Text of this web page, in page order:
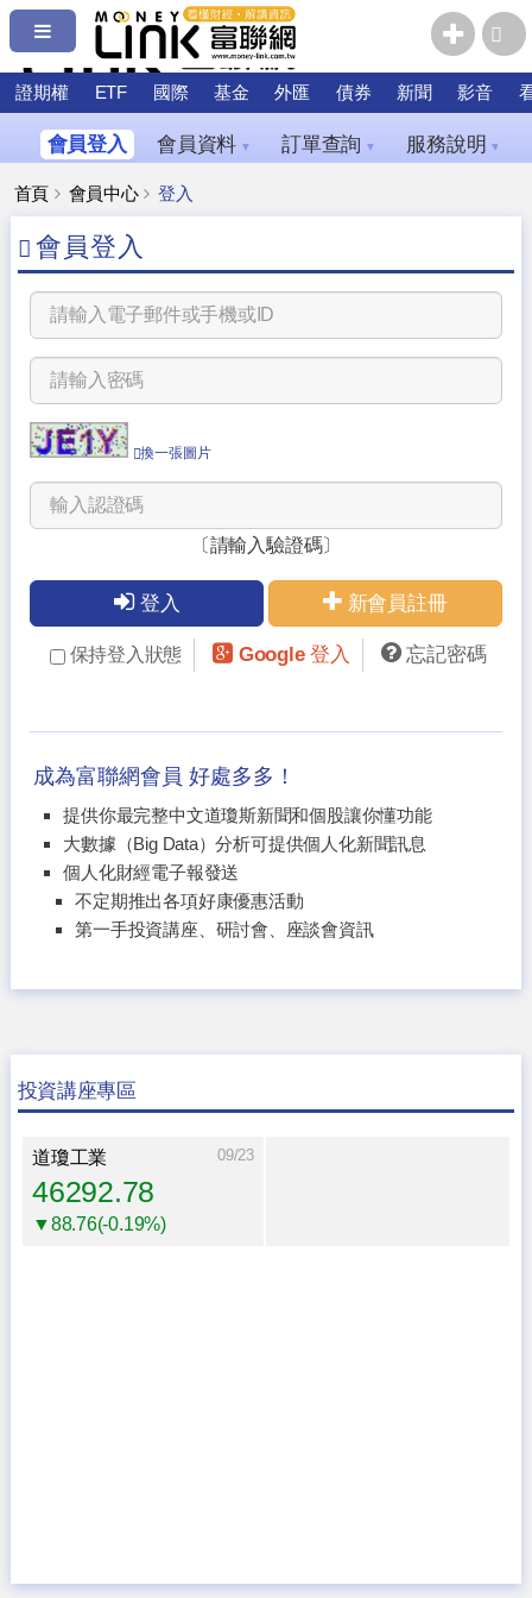
證期權 ETF 國際 基金 外匯 債券 新聞 影音
會員登入 會員資料 ▼ 訂單查詢 ▼ 服務說明 ▼
首頁 會員中心 登入
會員登入
換一張圖片
〔請輸入驗證碼〕
登入 新會員註冊
保持登入狀態 Google 登入 忘記密碼
成為富聯網會員 好處多多！
提供你最完整中文道瓊斯新聞和個股讓你懂功能
大數據（Big Data）分析可提供個人化新聞訊息
個人化財經電子報發送
不定期推出各項好康優惠活動
第一手投資講座、研討會、座談會資訊
投資講座專區
道瓊工業 09/23
46292.78
▼88.76(-0.19%)